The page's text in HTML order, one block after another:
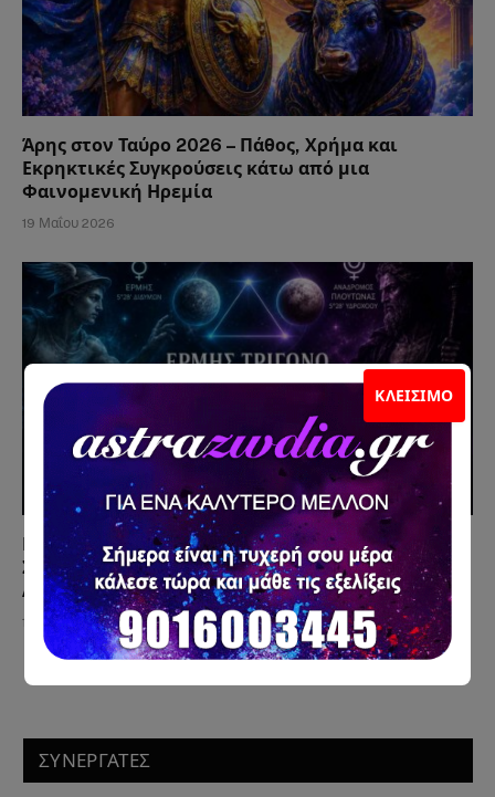
ΚΛΕΊΣΙΜΟ
Άρης στον Ταύρο 2026 – Πάθος, Χρήμα και
Εκρηκτικές Συγκρούσεις κάτω από μια
Φαινομενική Ηρεμία
19 Μαΐου 2026
Ερμής Τρίγωνο Ανάδρομος Πλούτωνας 20/5 – Οι
Σκέψεις Αποκτούν Δύναμη και Αποκαλύπτονται
Αλήθειες
19 Μαΐου 2026
ΣΥΝΕΡΓΑΤΕΣ